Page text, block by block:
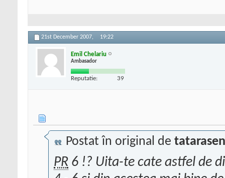
21st December 2007, 19:22
Emil Chelariu
Ambasador
Reputatie: 39
Postat în original de
PR 6 !? Uita-te cate astfel de